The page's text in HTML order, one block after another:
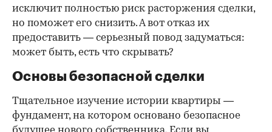
исключит полностью риск расторжения сделки,
но поможет его снизить. А вот отказ их
предоставить — серьезный повод задуматься:
может быть, есть что скрывать?
Основы безопасной сделки
Тщательное изучение истории квартиры —
фундамент, на котором основано безопасное